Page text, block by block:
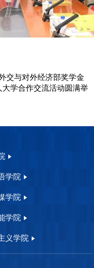
交与对外经济部奖学金
学合作交流活动圆满举
学院
学院
学院
义学院